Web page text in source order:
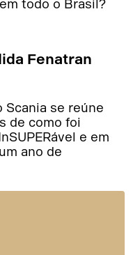
todo o Brasil?
Fenatran
Scania se reúne
de como foi
e em
ano de